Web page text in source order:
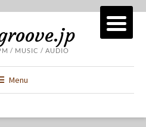
/ MUSIC / AUDIO
Menu